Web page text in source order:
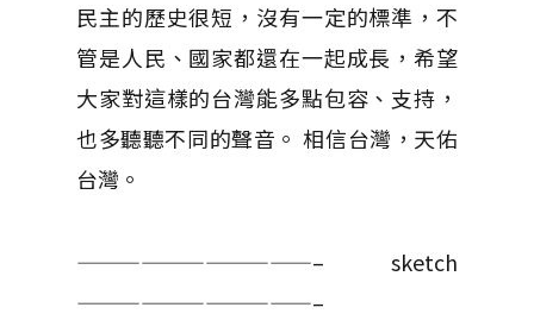
民主的歷史很短，沒有一定的標準，不
管是人民、國家都還在一起成長，希望
大家對這樣的台灣能多點包容、支持，
也多聽聽不同的聲音。 相信台灣，天佑
台灣。
———————————– sketch
———————————–